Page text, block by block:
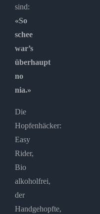
sind:
«So
schee
war’s
überhaupt
no
nia.»
Die
Hopfenhäcker:
Easy
Rider,
Bio
alkoholfrei,
der
Handgehopfte,